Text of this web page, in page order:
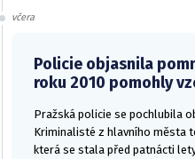
včera
Policie objasnila
roku 2010 pomohly
Pražská policie se pochlubila
Kriminalisté z hlavního města
která se stala před patnácti